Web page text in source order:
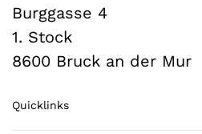
Burggasse 4
1. Stock
8600 Bruck an der Mur
Quicklinks